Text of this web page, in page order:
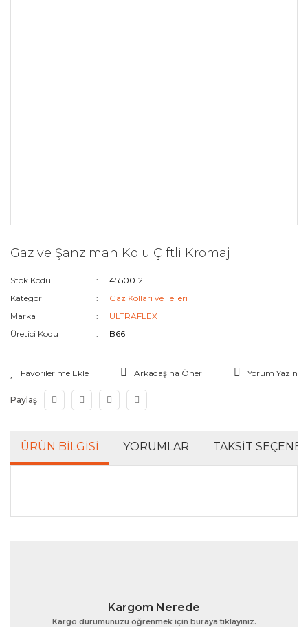
Gaz ve Şanzıman Kolu Çiftli Kromaj
Stok Kodu
4550012
Kategori
Gaz Kolları ve Telleri
Marka
ULTRAFLEX
Üretici Kodu
B66
Arkadaşına Öner Yorum Yazın
Paylaş
ÜRÜN BILGISI YORUMLAR TAKSIT
Bu ürünün fiyat bilgisi, resim, ürün açıklamalarında ve
Ürün açıklamasında eksik bilgiler bulunuyor.
Kargom Nerede
Kargo durumunuzu öğrenmek için buraya tıklayınız.